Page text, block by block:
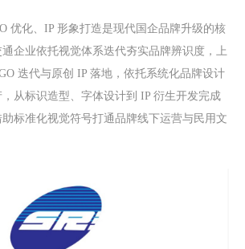
优化、IP 形象打造是现代国企品牌升级的核
企业依托视觉体系迭代夯实品牌辨识度，上
迭代与原创 IP 落地，依托系统化品牌设计
从标识造型、字体设计到 IP 衍生开发完成
标准化视觉符号打通品牌线下运营与民用文